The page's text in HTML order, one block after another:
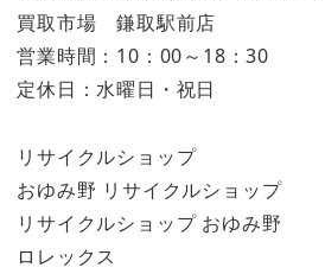
買取市場 鎌取駅前店
営業時間：10：00～18：30
定休日：水曜日・祝日
リサイクルショップ
おゆみ野 リサイクルショップ
リサイクルショップ おゆみ野
ロレックス